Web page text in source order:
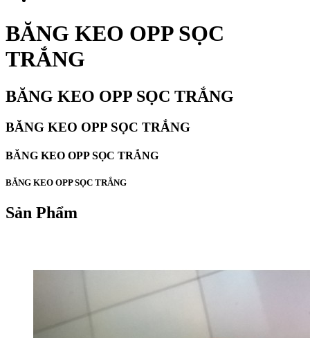
BĂNG KEO OPP SỌC
TRẮNG
BĂNG KEO OPP SỌC TRẮNG
BĂNG KEO OPP SỌC TRẮNG
BĂNG KEO OPP SỌC TRẮNG
BĂNG KEO OPP SỌC TRẮNG
Sản Phẩm